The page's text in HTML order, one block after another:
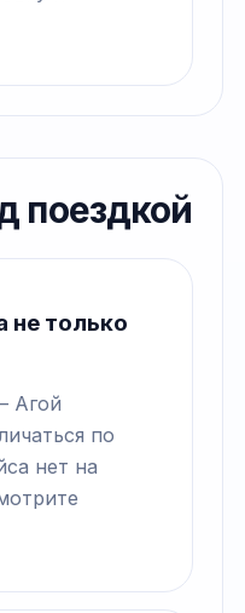
поездкой
не только
Агой
по
нет на